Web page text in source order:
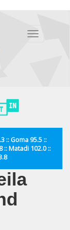
Toggle
:: Goma 95.5 ::
:: Matadi 102.0 ::